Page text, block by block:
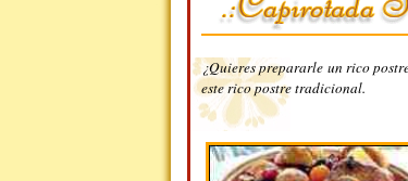
¿Quieres prepararle un rico
este rico postre tradicional.